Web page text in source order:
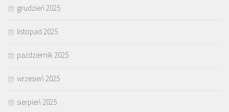
grudzień 2025
listopad 2025
październik 2025
wrzesień 2025
sierpień 2025